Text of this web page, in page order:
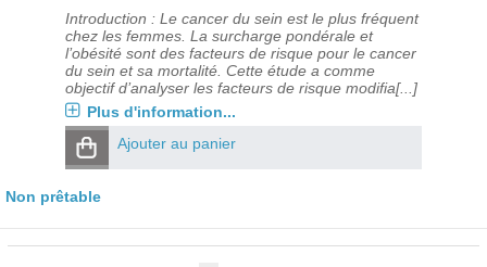
Introduction : Le cancer du sein est le plus fréquent
chez les femmes. La surcharge pondérale et
l’obésité sont des facteurs de risque pour le cancer
du sein et sa mortalité. Cette étude a comme
objectif d’analyser les facteurs de risque modifia[...]
Plus d'information...
Ajouter au panier
Non prêtable